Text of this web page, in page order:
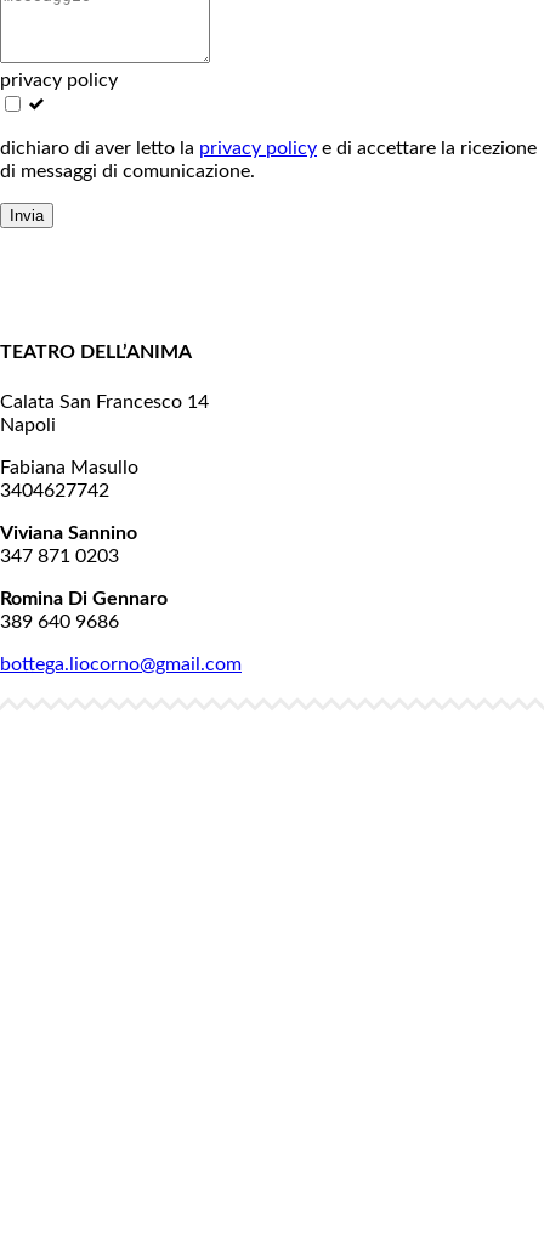
privacy policy
dichiaro di aver letto la privacy policy e di accettare la ricezione
di messaggi di comunicazione.
Invia
TEATRO DELL’ANIMA
Calata San Francesco 14
Napoli
Fabiana Masullo
3404627742
Viviana Sannino
347 871 0203
Romina Di Gennaro
389 640 9686
bottega.liocorno@gmail.com